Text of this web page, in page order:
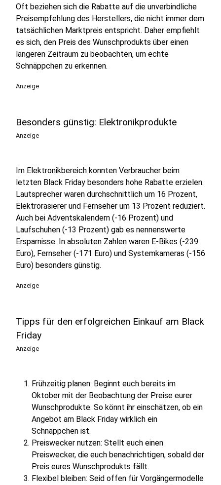
Oft beziehen sich die Rabatte auf die unverbindliche
Preisempfehlung des Herstellers, die nicht immer dem
tatsächlichen Marktpreis entspricht. Daher empfiehlt
es sich, den Preis des Wunschprodukts über einen
längeren Zeitraum zu beobachten, um echte
Schnäppchen zu erkennen.
Anzeige
Besonders günstig: Elektronikprodukte
Anzeige
Im Elektronikbereich konnten Verbraucher beim
letzten Black Friday besonders hohe Rabatte erzielen.
Lautsprecher waren durchschnittlich um 16 Prozent,
Elektrorasierer und Fernseher um 13 Prozent reduziert.
Auch bei Adventskalendern (-16 Prozent) und
Laufschuhen (-13 Prozent) gab es nennenswerte
Ersparnisse. In absoluten Zahlen waren E-Bikes (-239
Euro), Fernseher (-171 Euro) und Systemkameras (-156
Euro) besonders günstig.
Anzeige
Tipps für den erfolgreichen Einkauf am Black
Friday
Anzeige
Frühzeitig planen: Beginnt euch bereits im
Oktober mit der Beobachtung der Preise eurer
Wunschprodukte. So könnt ihr einschätzen, ob ein
Angebot am Black Friday wirklich ein
Schnäppchen ist.
Preiswecker nutzen: Stellt euch einen
Preiswecker, die euch benachrichtigen, sobald der
Preis eures Wunschprodukts fällt.
Flexibel bleiben: Seid offen für Vorgängermodelle